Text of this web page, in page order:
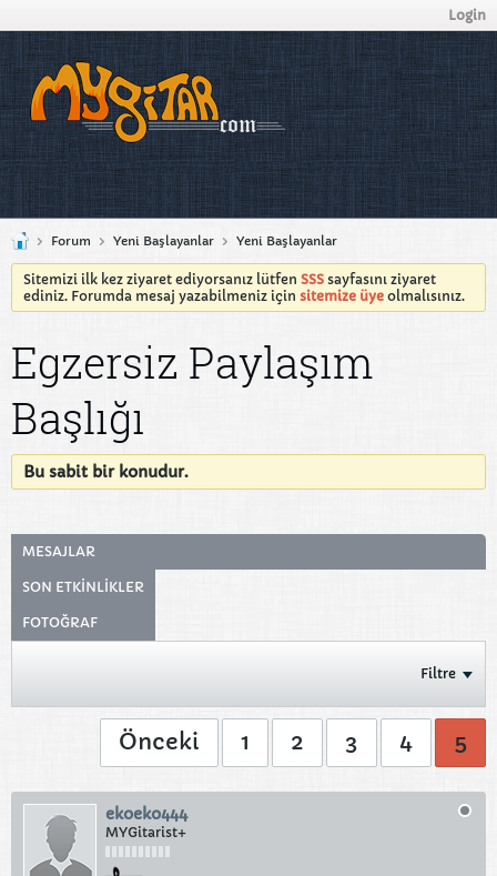
Login
Forum Yeni Başlayanlar Yeni Başlayanlar
Sitemizi ilk kez ziyaret ediyorsanız lütfen SSS sayfasını ziyaret
ediniz. Forumda mesaj yazabilmeniz için sitemize üye olmalısınız.
Egzersiz Paylaşım
Başlığı
Bu sabit bir konudur.
MESAJLAR
SON ETKINLIKLER
FOTOĞRAF
Filtre
Önceki 1 2 3 4 5
ekoeko444
MYGitarist+